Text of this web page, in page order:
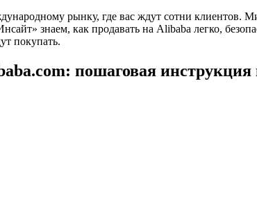
рынку, где вас ждут сотни клиентов.
знаем, как продавать на Alibaba легко,
покупать.
пошаговая инструкция